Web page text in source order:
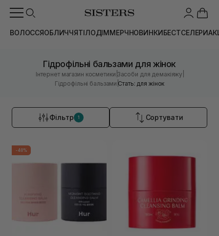
ВОЛОССЯОБЛИЧЧЯТІЛОДІММЕРЧНОВИНКИБЕСТСЕЛЕРИ
Гідрофільні бальзами для жінок
Інтернет магазин косметики Засоби для демакіяжу
Гідрофільні бальзами |Стать: для жінок
Фільтр 1 Сортувати
-40%